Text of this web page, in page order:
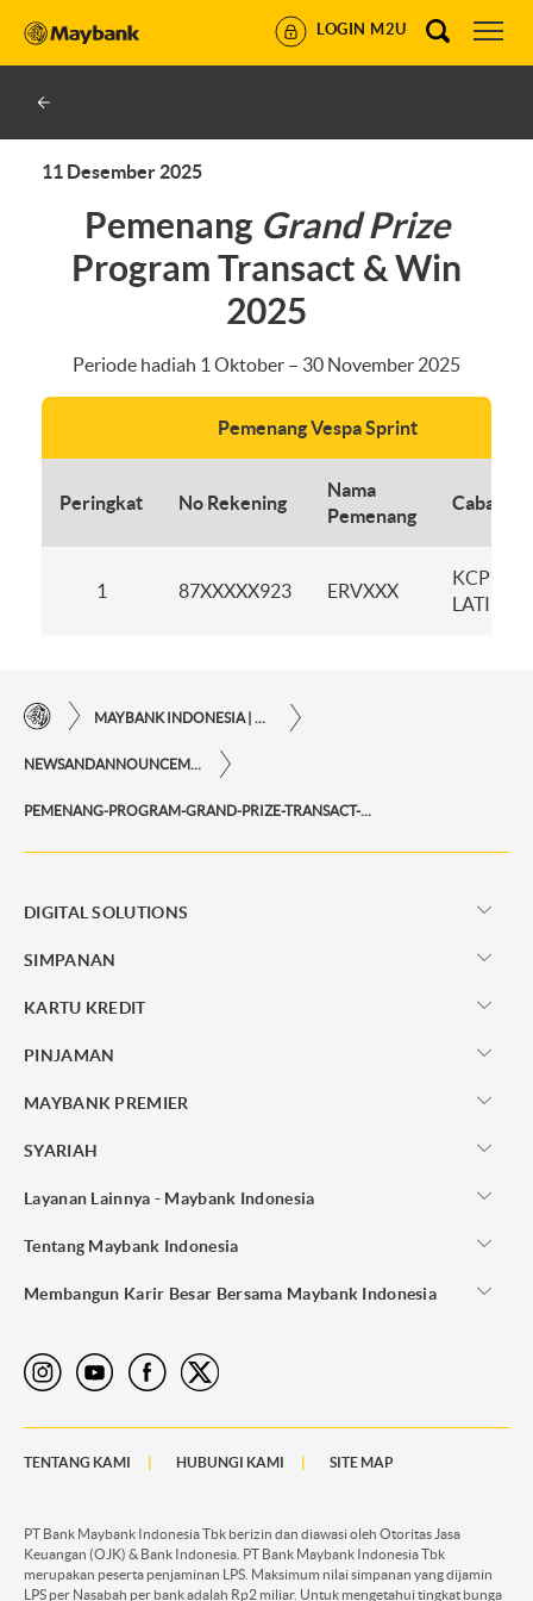
LOGIN M2U
11 Desember 2025
Pemenang Grand Prize
Program Transact & Win
2025
Periode hadiah 1 Oktober – 30 November 2025
Pemenang Vespa Sprint
Peringkat No Rekening
Nama
Pemenang
Cabang
1 87XXXXX923 ERVXXX
KCP
DIGITAL SOLUTIONS
SIMPANAN
KARTU KREDIT
PINJAMAN
MAYBANK PREMIER
SYARIAH
Layanan Lainnya - Maybank Indonesia
Tentang Maybank Indonesia
Membangun Karir Besar Bersama Maybank Indonesia
TENTANG KAMI HUBUNGI KAMI SITE MAP
PT Bank Maybank Indonesia Tbk berizin dan diawasi oleh Otoritas Jasa
Keuangan (OJK) & Bank Indonesia. PT Bank Maybank Indonesia Tbk
merupakan peserta penjaminan LPS. Maksimum nilai simpanan yang dijamin
LPS per Nasabah per bank adalah Rp2 miliar. Untuk mengetahui tingkat bunga